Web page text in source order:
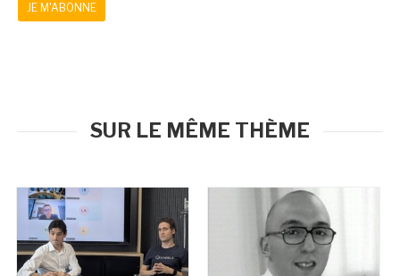
JE M'ABONNE
SUR LE MÊME THÈME